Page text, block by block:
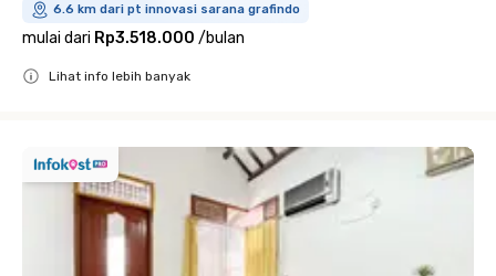
6.6 km dari pt innovasi sarana grafindo
mulai dari Rp3.518.000 /bulan
Lihat info lebih banyak